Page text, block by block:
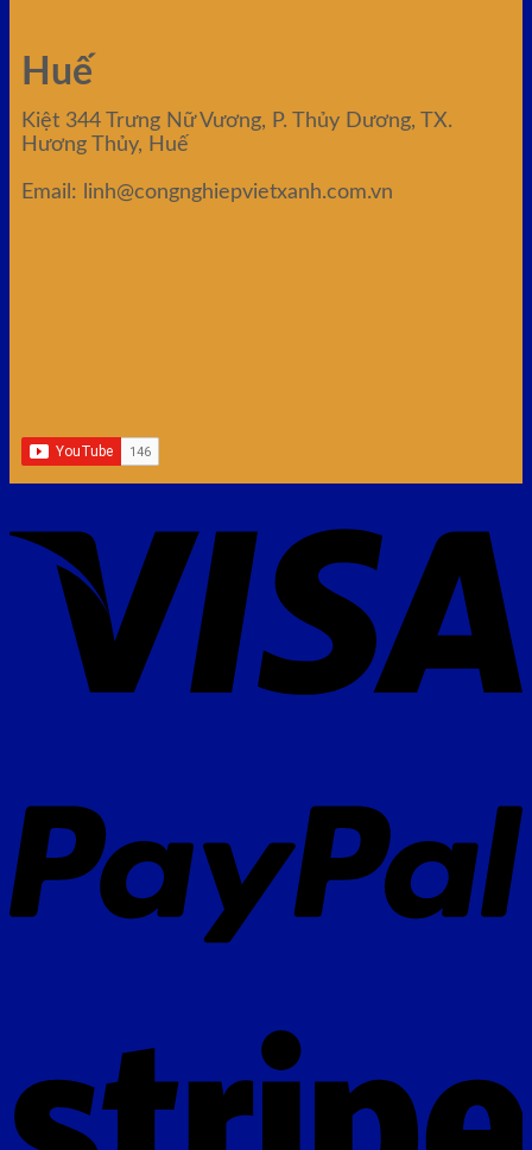
Huế
Kiệt 344 Trưng Nữ Vương, P. Thủy Dương, TX.
Hương Thủy, Huế
Email: linh@congnghiepvietxanh.com.vn